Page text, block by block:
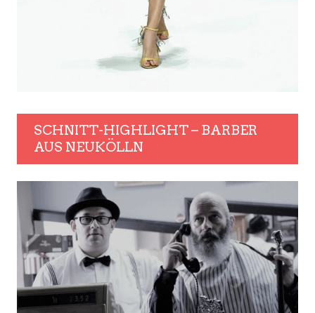
SCHNITT-HIGHLIGHT – BARBER
AUS NEUKÖLLN